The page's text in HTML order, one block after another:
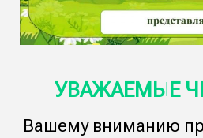
УВАЖАЕМЫЕ
Вашему вниманию